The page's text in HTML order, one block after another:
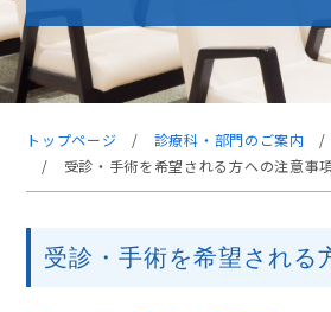
トップページ / 診療科・部門のご案内 /
/ 受診・手術を希望される方への注意事
受診・手術を希望される